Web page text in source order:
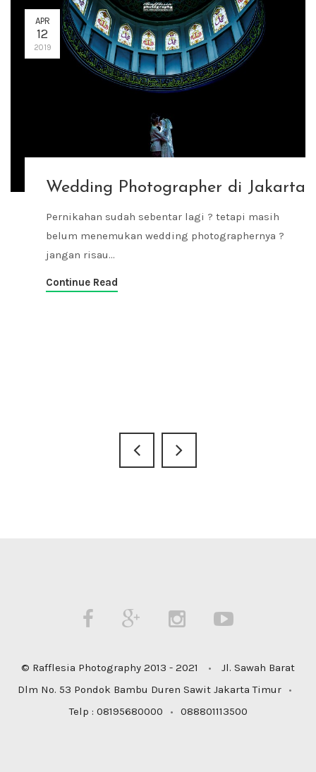
APR
12
2019
Wedding Photographer di Jakarta
Pernikahan sudah sebentar lagi ? tetapi masih
belum menemukan wedding photographernya ?
jangan risau...
Continue Read
© Rafflesia Photography 2013 - 2021 •
Jl. Sawah Barat
Dlm No. 53 Pondok Bambu Duren Sawit Jakarta Timur
•
Telp : 08195680000
• 088801113500